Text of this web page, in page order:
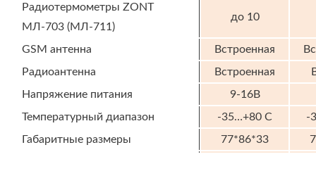
Радиотермометры ZONT
МЛ-703 (МЛ-711)
до 10
GSM антенна Встроенная
Радиоантенна
Встроенная
Напряжение питания
9-16В
Температурный диапазон
-35…+80 С
-
Габаритные размеры
77*86*33